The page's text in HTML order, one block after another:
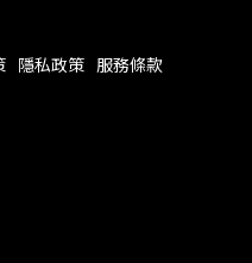
隱私政策 服務條款